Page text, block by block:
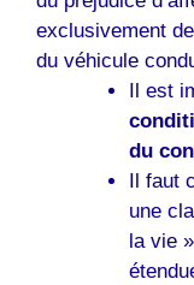
exclusivement
du véhicule
Il est
du
Il faut
une
la vie